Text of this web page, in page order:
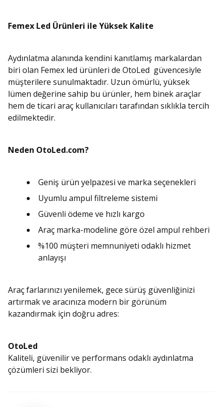
Femex Led Ürünleri ile Yüksek Kalite
Aydınlatma alanında kendini kanıtlamış markalardan
biri olan Femex led ürünleri de OtoLed güvencesiyle
müşterilere sunulmaktadır. Uzun ömürlü, yüksek
lümen değerine sahip bu ürünler, hem binek araçlar
hem de ticari araç kullanıcıları tarafından sıklıkla tercih
edilmektedir.
Neden OtoLed.com?
Geniş ürün yelpazesi ve marka seçenekleri
Uyumlu ampul filtreleme sistemi
Güvenli ödeme ve hızlı kargo
Araç marka-modeline göre özel ampul rehberi
%100 müşteri memnuniyeti odaklı hizmet
anlayışı
Araç farlarınızı yenilemek, gece sürüş güvenliğinizi
artırmak ve aracınıza modern bir görünüm
kazandırmak için doğru adres:
OtoLed
Kaliteli, güvenilir ve performans odaklı aydınlatma
çözümleri sizi bekliyor.